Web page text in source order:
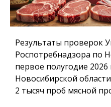
Результаты проверок
Роспотребнадзора по
первое полугодие 2026
Новосибирской
2 тысяч проб мясной